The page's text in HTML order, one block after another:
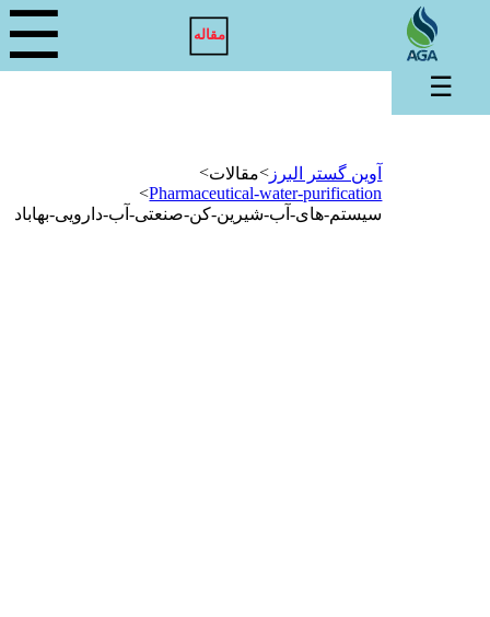
مقاله ☰
آوین گستر البرز >مقالات>
Pharmaceutical-water-purification
>
سیستم-های-آب-شیرین-کن-صنعتی-آب-دارویی-بهاباد
☰